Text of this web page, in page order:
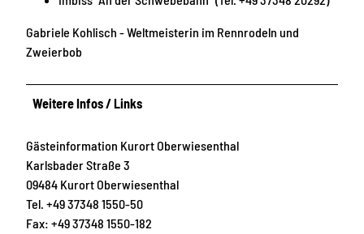
Gabriele Kohlisch - Weltmeisterin im Rennrodeln und
Zweierbob
Weitere Infos / Links
Gästeinformation Kurort Oberwiesenthal
Karlsbader Straße 3
09484 Kurort Oberwiesenthal
Tel. +49 37348 1550-50
Fax: +49 37348 1550-182